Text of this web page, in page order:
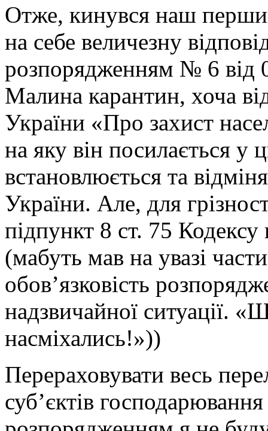
Отже, кинувся наш
на себе величезну
розпорядженням № 6 від
Малина карантин, хоча
України «Про захист
на яку він посилається у
встановлюється та
України. Але, для
підпункт 8 ст. 75 Кодексу
(мабуть мав на увазі
обов’язковість
надзвичайної ситуації.
насміхались!»))
Перераховувати весь
суб’єктів